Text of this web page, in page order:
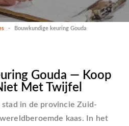
- Bouwkundige keuring Gouda
Gouda — Koop
Met Twijfel
stad in de provincieZuid-
kaas. In het